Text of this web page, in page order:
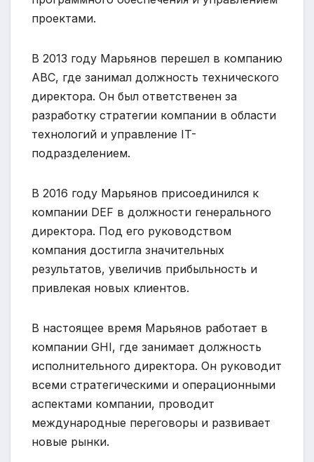
проектами.
В 2013 году Марьянов перешел в компанию
ABC, где занимал должность технического
директора. Он был ответственен за
разработку стратегии компании в области
технологий и управление IT-
подразделением.
В 2016 году Марьянов присоединился к
компании DEF в должности генерального
директора. Под его руководством
компания достигла значительных
результатов, увеличив прибыльность и
привлекая новых клиентов.
В настоящее время Марьянов работает в
компании GHI, где занимает должность
исполнительного директора. Он руководит
всеми стратегическими и операционными
аспектами компании, проводит
международные переговоры и развивает
новые рынки.